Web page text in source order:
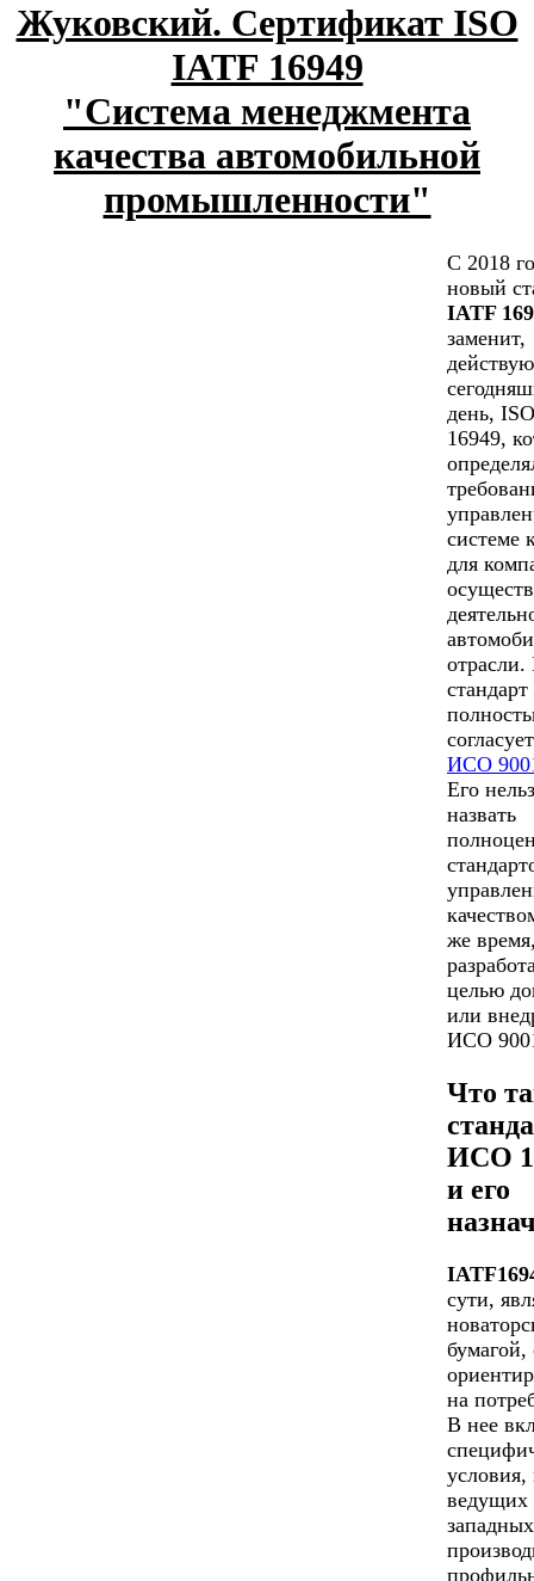
Жуковский. Сертификат ISO
IATF 16949
"Cистема менеджмента
качества автомобильной
промышленности"
С 2018
новый
IATF
заменит,
день,
16949,
системе
для
стандарт
ИСО
Его
назвать
же
целью
или
ИСО
Что
ИСО
и его
сути,
бумагой,
на
В нее
условия,
ведущих
западных